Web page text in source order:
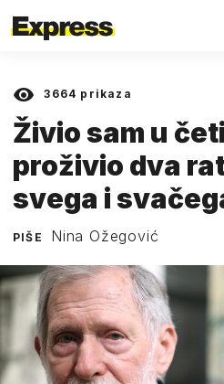
3664 prikaza
Živio sam u
proživio dva
svega i
PIŠE Nina Ožegović